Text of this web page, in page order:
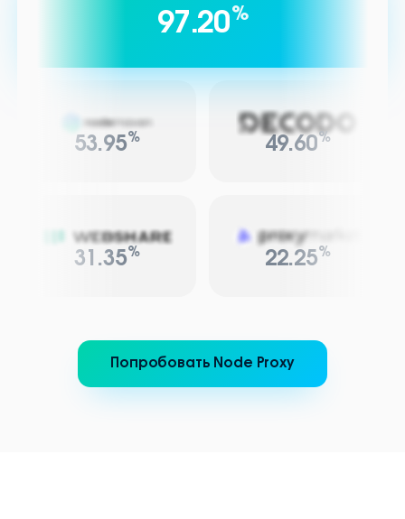
53.95% 49.60%
97.20%
31.35% 22.25%
Попробовать Node Proxy